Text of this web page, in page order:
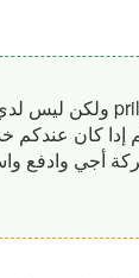
كان عندكم
أجي وادفع